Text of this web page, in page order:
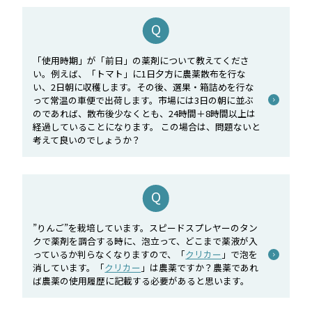
「使用時期」が「前日」の薬剤について教えてくださ
い。例えば、「トマト」に1日夕方に農薬散布を行な
い、2日朝に収穫します。その後、選果・箱詰めを行な
って常温の車便で出荷します。市場には3日の朝に並ぶ
のであれば、散布後少なくとも、24時間＋8時間以上は
経過していることになります。 この場合は、問題ないと
考えて良いのでしょうか？
”りんご”を栽培しています。スピードスプレヤーのタン
クで薬剤を調合する時に、泡立って、どこまで薬液が入
っているか判らなくなりますので、「クリカー 」で泡を
消しています。「クリカー 」は農薬ですか？農薬であれ
ば農薬の使用履歴に記載する必要があると思います。